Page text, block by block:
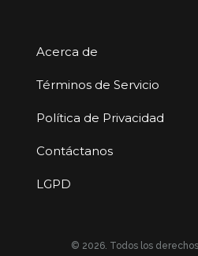
Acerca de
Términos de Servicio
Política de Privacidad
Contáctanos
LGPD
© 2026. Todos los